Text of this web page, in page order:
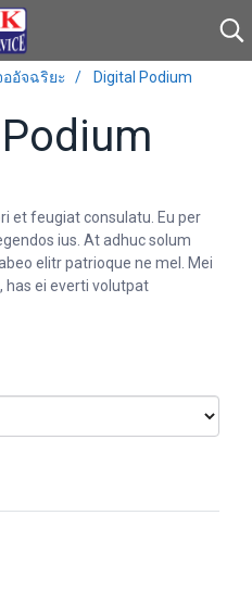
ออัจฉริยะ Digital Podium
et feugiat consulatu. Eu per
ius. At adhuc solum
elitr patrioque ne mel. Mei
has ei everti volutpat